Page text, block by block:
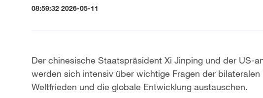
08:59:32 2026-05-11
Der chinesische Staatspräsident Xi Jinping und der US-
werden sich intensiv über wichtige Fragen der
Weltfrieden und die globale Entwicklung austauschen.